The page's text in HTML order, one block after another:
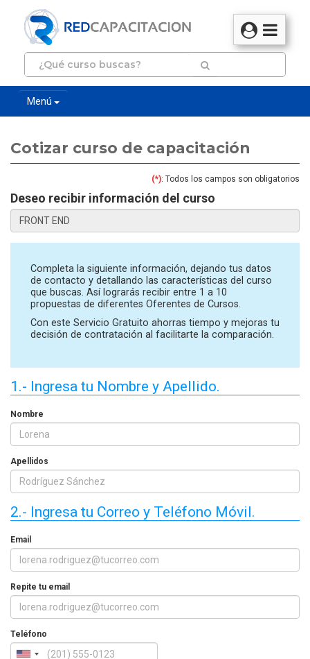
Menú
Cotizar curso de capacitación
(*): Todos los campos son obligatorios
Deseo recibir información del curso
Completa la siguiente información, dejando tus datos
de contacto y detallando las características del curso
que buscas. Así lograrás recibir entre 1 a 10
propuestas de diferentes Oferentes de Cursos.
Con este Servicio Gratuito ahorras tiempo y mejoras tu
decisión de contratación al facilitarte la comparación.
1.- Ingresa tu Nombre y Apellido.
Nombre
Apellidos
2.- Ingresa tu Correo y Teléfono Móvil.
Email
Repite tu email
Teléfono